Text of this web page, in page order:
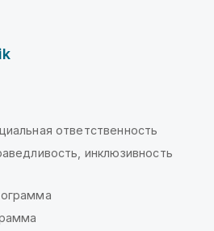
ответственность
инклюзивность